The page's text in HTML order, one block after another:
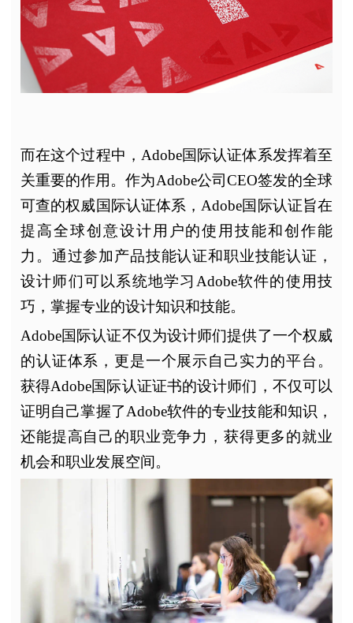
而在这个过程中，Adobe国际认证体系发挥着至
关重要的作用。作为Adobe公司CEO签发的全球
可查的权威国际认证体系，Adobe国际认证旨在
提高全球创意设计用户的使用技能和创作能
力。通过参加产品技能认证和职业技能认证，
设计师们可以系统地学习Adobe软件的使用技
巧，掌握专业的设计知识和技能。
Adobe国际认证不仅为设计师们提供了一个权威
的认证体系，更是一个展示自己实力的平台。
获得Adobe国际认证证书的设计师们，不仅可以
证明自己掌握了Adobe软件的专业技能和知识，
还能提高自己的职业竞争力，获得更多的就业
机会和职业发展空间。